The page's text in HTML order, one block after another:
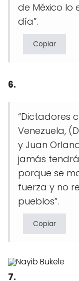
de México lo
día”.
Copiar
6.
“Dictadores
Venezuela,
y Juan
jamás
porque se
fuerza y no
pueblos”.
Copiar
7.